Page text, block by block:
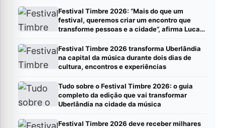
Festival Timbre 2026: “Mais do que um
festival, queremos criar um encontro que
transforme pessoas e a cidade”, afirma Lucas
Festival Timbre 2026 transforma Uberlândia
na capital da música durante dois dias de
cultura, encontros e experiências
Tudo sobre o Festival Timbre 2026: o guia
completo da edição que vai transformar
Uberlândia na cidade da música
Festival Timbre 2026 deve receber milhares